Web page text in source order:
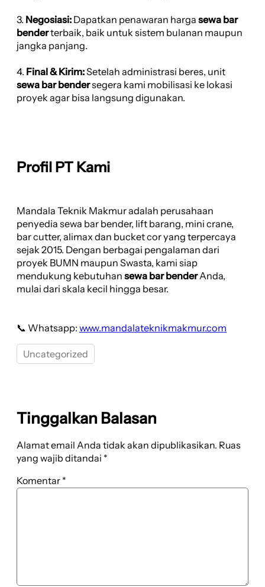
3. Negosiasi: Dapatkan penawaran harga sewa bar
benderterbaik, baik untuk sistem bulanan maupun
jangka panjang.
4. Final & Kirim:Setelah administrasi beres, unit
sewa bar bendersegera kami mobilisasi ke lokasi
proyek agar bisa langsung digunakan.
Profil PT Kami
Mandala Teknik Makmur adalah perusahaan
penyedia sewa bar bender, lift barang, mini crane,
bar cutter, alimax dan bucket cor yang terpercaya
sejak 2015. Dengan berbagai pengalaman dari
proyek BUMN maupun Swasta, kami siap
mendukung kebutuhan sewa bar benderAnda,
mulai dari skala kecil hingga besar.
📞 Whatsapp: www.mandalateknikmakmur.com
Uncategorized
Tinggalkan Balasan
Alamat email Anda tidak akan dipublikasikan. Ruas
yang wajib ditandai *
Komentar *